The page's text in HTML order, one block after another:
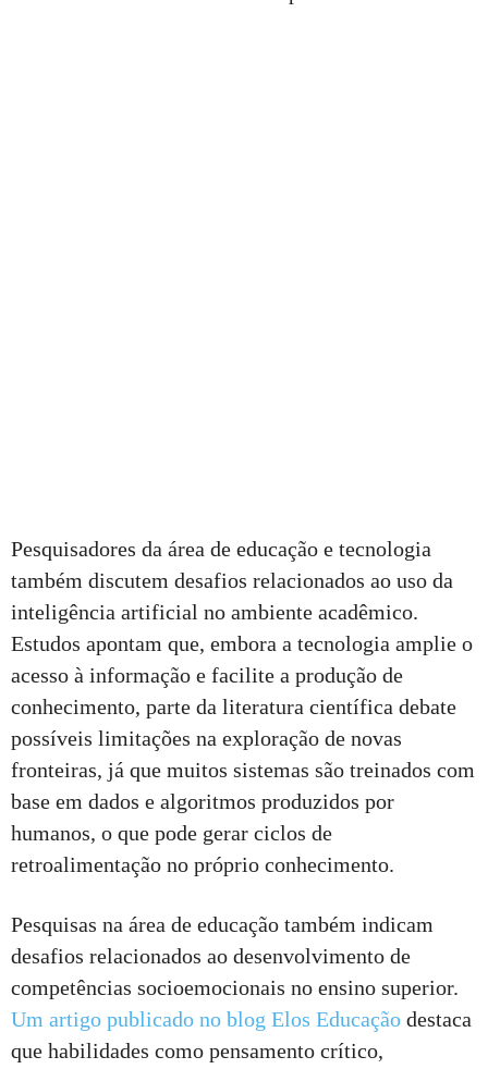
Pesquisadores da área de educação e tecnologia
também discutem desafios relacionados ao uso da
inteligência artificial no ambiente acadêmico.
Estudos apontam que, embora a tecnologia amplie o
acesso à informação e facilite a produção de
conhecimento, parte da literatura científica debate
possíveis limitações na exploração de novas
fronteiras, já que muitos sistemas são treinados com
base em dados e algoritmos produzidos por
humanos, o que pode gerar ciclos de
retroalimentação no próprio conhecimento.
Pesquisas na área de educação também indicam
desafios relacionados ao desenvolvimento de
competências socioemocionais no ensino superior.
Um artigo publicado no blog Elos Educação destaca
que habilidades como pensamento crítico,